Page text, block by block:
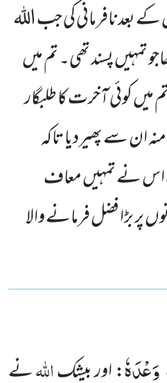
بعدنافرمانی کی جب اللہ
تمہیں پسند تھی۔ تم میں
میں کوئی آخرت کا طلبگار
ان سے پھیردیا تاکہ
اس نے تمہیں معاف
پر بڑا فضل فرمانے والا
: اور بیشکاللہنے